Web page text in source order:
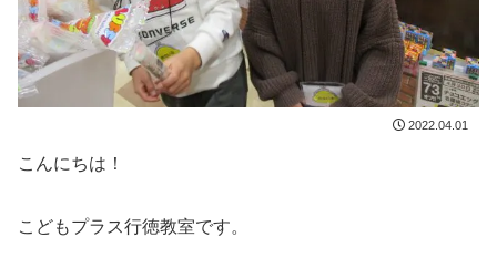
2022.04.01
こんにちは！
こどもプラス行徳教室です。